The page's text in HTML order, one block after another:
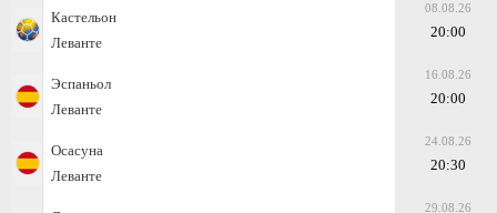
Кастельон
Леванте
08.08.26
20:00
Эспаньол
Леванте
16.08.26
20:00
Осасуна
Леванте
24.08.26
20:30
29.08.26